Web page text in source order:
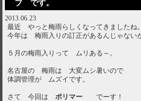
ブ です。
2013.06.23
最近 やっと梅雨らしくなってきましたね。
今年は 梅雨入りの訂正があるんじゃない
５月の梅雨入りって ムリある～。
名古屋の 梅雨は 大変ムシ暑いので
体調管理が ムズイです。
さて 今回は ポリマー でーす！